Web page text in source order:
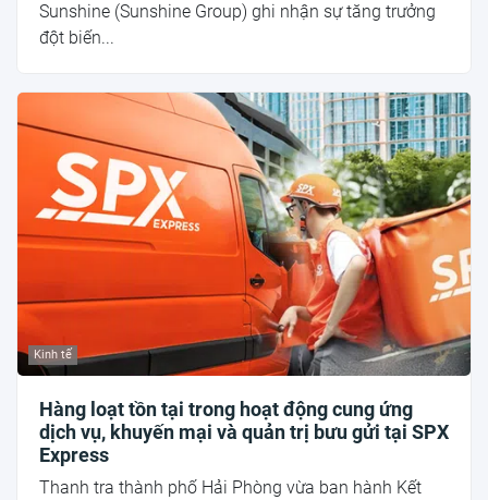
Sunshine (Sunshine Group) ghi nhận sự tăng trưởng
đột biến...
Kinh tế
Hàng loạt tồn tại trong hoạt động cung ứng
dịch vụ, khuyến mại và quản trị bưu gửi tại SPX
Express
Thanh tra thành phố Hải Phòng vừa ban hành Kết